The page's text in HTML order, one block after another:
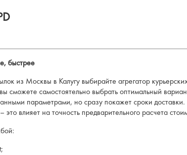
быстрее
из Москвы в Калугу выбирайте агрегатор
сможете самостоятельно выбрать оптимальный
параметрами, но сразу покажет сроки
влияет на точность предварительного расчета